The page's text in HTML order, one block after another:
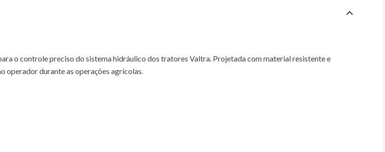
o controle preciso do sistema hidráulico dos tratores Valtra. Projetada com material resistente e
operador durante as operações agrícolas.